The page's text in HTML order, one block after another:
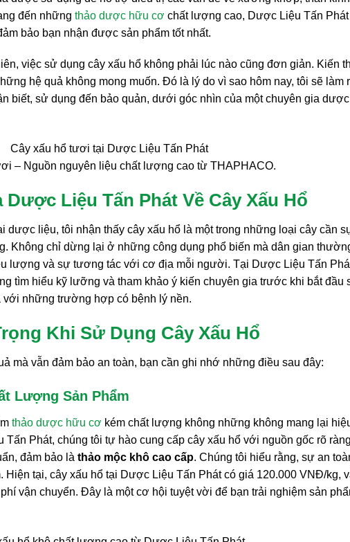
đến những thảo dược hữu cơ chất lượng cao, Dược Liệu Tấn Phát
bảo bạn nhận được sản phẩm tốt nhất.
việc sử dụng cây xấu hổ không phải lúc nào cũng đơn giản. Kiến
hệ quả không mong muốn. Đó là lý do vì sao hôm nay, tôi sẽ làm
biết, sử dụng đến bảo quản, dưới góc nhìn của một chuyên gia
– Nguồn nguyên liệu chất lượng cao từ THAPHACO.
Liệu Tấn Phát Về Cây Xấu Hổ
dược liệu, tôi nhận thấy cây xấu hổ là một trong những loại cây cần
Không chỉ dừng lại ở những công dụng phổ biến mà dân gian
lượng và sự tương tác với cơ địa mỗi người. Tại Dược Liệu Tấn
tìm hiểu kỹ lưỡng và tham khảo ý kiến chuyên gia trước khi bắt đầu
những trường hợp có bệnh lý nền.
Khi Sử Dụng Cây Xấu Hổ
mà vẫn đảm bảo an toàn, bạn cần ghi nhớ những điều sau đây:
Lượng Sản Phẩm
thảo dược hữu cơ kém chất lượng không những không mang lại
Tấn Phát, chúng tôi tự hào cung cấp cây xấu hổ với nguồn gốc rõ
đảm bảo là thảo mộc khô cao cấp. Chúng tôi hiểu rằng, sự an
Hiện tại, cây xấu hổ tại Dược Liệu Tấn Phát có giá 120.000 VNĐ/kg,
vận chuyển. Đây là một cơ hội tuyệt vời để bạn trải nghiệm sản